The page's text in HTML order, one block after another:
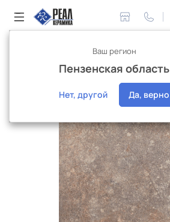
Керамическая плитка Ceramika Paradyz
Ваш регион
Пензенская область
Нет, другой Да, верно